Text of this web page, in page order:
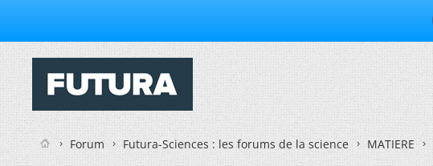
Forum Futura-Sciences : les forums de la science MATIERE